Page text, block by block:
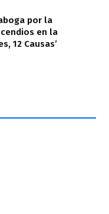
por la
en la
12 Causas’